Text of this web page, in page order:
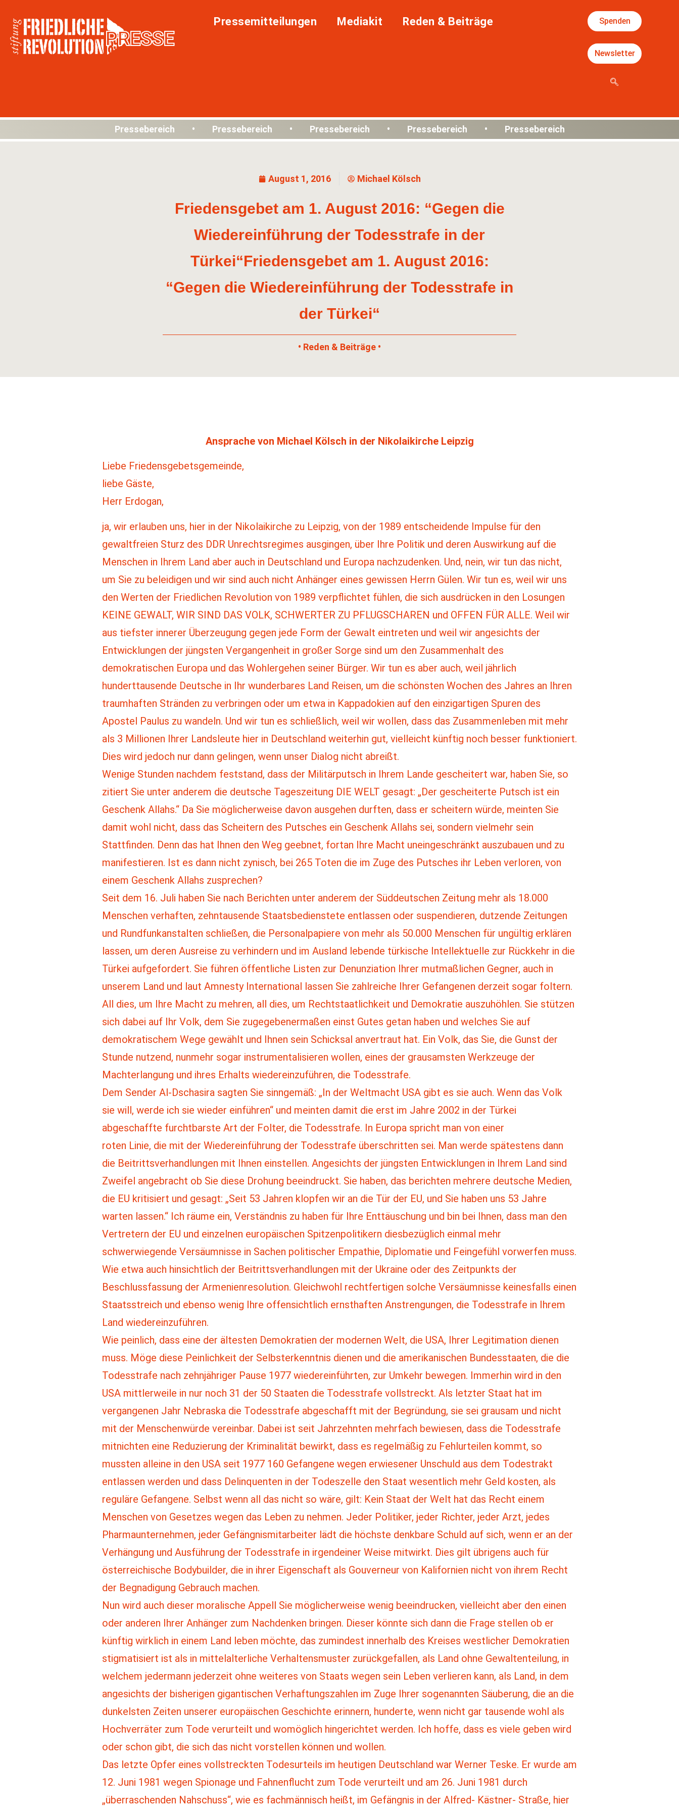
PRESSE
Pressemitteilungen Mediakit Reden & Beiträge Spenden
Newsletter
Pressebereich • Pressebereich • Pressebereich • Pressebereich • Pressebereich
August 1, 2016 Michael Kölsch
Friedensgebet am 1. August 2016: “Gegen die
Wiedereinführung der Todesstrafe in der
Türkei“Friedensgebet am 1. August 2016:
“Gegen die Wiedereinführung der Todesstrafe in
der Türkei“
• Reden & Beiträge •
Ansprache von Michael Kölsch in der Nikolaikirche Leipzig
Liebe Friedensgebetsgemeinde,
liebe Gäste,
Herr Erdogan,
ja, wir erlauben uns, hier in der Nikolaikirche zu Leipzig, von der 1989 entscheidende Impulse für den
gewaltfreien Sturz des DDR Unrechtsregimes ausgingen, über Ihre Politik und deren Auswirkung auf die
Menschen in Ihrem Land aber auch in Deutschland und Europa nachzudenken. Und, nein, wir tun das nicht,
um Sie zu beleidigen und wir sind auch nicht Anhänger eines gewissen Herrn Gülen. Wir tun es, weil wir uns
den Werten der Friedlichen Revolution von 1989 verpflichtet fühlen, die sich ausdrücken in den Losungen
KEINE GEWALT, WIR SIND DAS VOLK, SCHWERTER ZU PFLUGSCHAREN und OFFEN FÜR ALLE. Weil wir
aus tiefster innerer Überzeugung gegen jede Form der Gewalt eintreten und weil wir angesichts der
Entwicklungen der jüngsten Vergangenheit in großer Sorge sind um den Zusammenhalt des
demokratischen Europa und das Wohlergehen seiner Bürger. Wir tun es aber auch, weil jährlich
hunderttausende Deutsche in Ihr wunderbares Land Reisen, um die schönsten Wochen des Jahres an Ihren
traumhaften Stränden zu verbringen oder um etwa in Kappadokien auf den einzigartigen Spuren des
Apostel Paulus zu wandeln. Und wir tun es schließlich, weil wir wollen, dass das Zusammenleben mit mehr
als 3 Millionen Ihrer Landsleute hier in Deutschland weiterhin gut, vielleicht künftig noch besser funktioniert.
Dies wird jedoch nur dann gelingen, wenn unser Dialog nicht abreißt.
Wenige Stunden nachdem feststand, dass der Militärputsch in Ihrem Lande gescheitert war, haben Sie, so
zitiert Sie unter anderem die deutsche Tageszeitung DIE WELT gesagt: „Der gescheiterte Putsch ist ein
Geschenk Allahs.“ Da Sie möglicherweise davon ausgehen durften, dass er scheitern würde, meinten Sie
damit wohl nicht, dass das Scheitern des Putsches ein Geschenk Allahs sei, sondern vielmehr sein
Stattfinden. Denn das hat Ihnen den Weg geebnet, fortan Ihre Macht uneingeschränkt auszubauen und zu
manifestieren. Ist es dann nicht zynisch, bei 265 Toten die im Zuge des Putsches ihr Leben verloren, von
einem Geschenk Allahs zusprechen?
Seit dem 16. Juli haben Sie nach Berichten unter anderem der Süddeutschen Zeitung mehr als 18.000
Menschen verhaften, zehntausende Staatsbedienstete entlassen oder suspendieren, dutzende Zeitungen
und Rundfunkanstalten schließen, die Personalpapiere von mehr als 50.000 Menschen für ungültig erklären
lassen, um deren Ausreise zu verhindern und im Ausland lebende türkische Intellektuelle zur Rückkehr in die
Türkei aufgefordert. Sie führen öffentliche Listen zur Denunziation Ihrer mutmaßlichen Gegner, auch in
unserem Land und laut Amnesty International lassen Sie zahlreiche Ihrer Gefangenen derzeit sogar foltern.
All dies, um Ihre Macht zu mehren, all dies, um Rechtstaatlichkeit und Demokratie auszuhöhlen. Sie stützen
sich dabei auf Ihr Volk, dem Sie zugegebenermaßen einst Gutes getan haben und welches Sie auf
demokratischem Wege gewählt und Ihnen sein Schicksal anvertraut hat. Ein Volk, das Sie, die Gunst der
Stunde nutzend, nunmehr sogar instrumentalisieren wollen, eines der grausamsten Werkzeuge der
Machterlangung und ihres Erhalts wiedereinzuführen, die Todesstrafe.
Dem Sender Al-Dschasira sagten Sie sinngemäß: „In der Weltmacht USA gibt es sie auch. Wenn das Volk
sie will, werde ich sie wieder einführen“ und meinten damit die erst im Jahre 2002 in der Türkei
abgeschaffte furchtbarste Art der Folter, die Todesstrafe. In Europa spricht man von einer
roten Linie, die mit der Wiedereinführung der Todesstrafe überschritten sei. Man werde spätestens dann
die Beitrittsverhandlungen mit Ihnen einstellen. Angesichts der jüngsten Entwicklungen in Ihrem Land sind
Zweifel angebracht ob Sie diese Drohung beeindruckt. Sie haben, das berichten mehrere deutsche Medien,
die EU kritisiert und gesagt: „Seit 53 Jahren klopfen wir an die Tür der EU, und Sie haben uns 53 Jahre
warten lassen.“ Ich räume ein, Verständnis zu haben für Ihre Enttäuschung und bin bei Ihnen, dass man den
Vertretern der EU und einzelnen europäischen Spitzenpolitikern diesbezüglich einmal mehr
schwerwiegende Versäumnisse in Sachen politischer Empathie, Diplomatie und Feingefühl vorwerfen muss.
Wie etwa auch hinsichtlich der Beitrittsverhandlungen mit der Ukraine oder des Zeitpunkts der
Beschlussfassung der Armenienresolution. Gleichwohl rechtfertigen solche Versäumnisse keinesfalls einen
Staatsstreich und ebenso wenig Ihre offensichtlich ernsthaften Anstrengungen, die Todesstrafe in Ihrem
Land wiedereinzuführen.
Wie peinlich, dass eine der ältesten Demokratien der modernen Welt, die USA, Ihrer Legitimation dienen
muss. Möge diese Peinlichkeit der Selbsterkenntnis dienen und die amerikanischen Bundesstaaten, die die
Todesstrafe nach zehnjähriger Pause 1977 wiedereinführten, zur Umkehr bewegen. Immerhin wird in den
USA mittlerweile in nur noch 31 der 50 Staaten die Todesstrafe vollstreckt. Als letzter Staat hat im
vergangenen Jahr Nebraska die Todesstrafe abgeschafft mit der Begründung, sie sei grausam und nicht
mit der Menschenwürde vereinbar. Dabei ist seit Jahrzehnten mehrfach bewiesen, dass die Todesstrafe
mitnichten eine Reduzierung der Kriminalität bewirkt, dass es regelmäßig zu Fehlurteilen kommt, so
mussten alleine in den USA seit 1977 160 Gefangene wegen erwiesener Unschuld aus dem Todestrakt
entlassen werden und dass Delinquenten in der Todeszelle den Staat wesentlich mehr Geld kosten, als
reguläre Gefangene. Selbst wenn all das nicht so wäre, gilt: Kein Staat der Welt hat das Recht einem
Menschen von Gesetzes wegen das Leben zu nehmen. Jeder Politiker, jeder Richter, jeder Arzt, jedes
Pharmaunternehmen, jeder Gefängnismitarbeiter lädt die höchste denkbare Schuld auf sich, wenn er an der
Verhängung und Ausführung der Todesstrafe in irgendeiner Weise mitwirkt. Dies gilt übrigens auch für
österreichische Bodybuilder, die in ihrer Eigenschaft als Gouverneur von Kalifornien nicht von ihrem Recht
der Begnadigung Gebrauch machen.
Nun wird auch dieser moralische Appell Sie möglicherweise wenig beeindrucken, vielleicht aber den einen
oder anderen Ihrer Anhänger zum Nachdenken bringen. Dieser könnte sich dann die Frage stellen ob er
künftig wirklich in einem Land leben möchte, das zumindest innerhalb des Kreises westlicher Demokratien
stigmatisiert ist als in mittelalterliche Verhaltensmuster zurückgefallen, als Land ohne Gewaltenteilung, in
welchem jedermann jederzeit ohne weiteres von Staats wegen sein Leben verlieren kann, als Land, in dem
angesichts der bisherigen gigantischen Verhaftungszahlen im Zuge Ihrer sogenannten Säuberung, die an die
dunkelsten Zeiten unserer europäischen Geschichte erinnern, hunderte, wenn nicht gar tausende wohl als
Hochverräter zum Tode verurteilt und womöglich hingerichtet werden. Ich hoffe, dass es viele geben wird
oder schon gibt, die sich das nicht vorstellen können und wollen.
Das letzte Opfer eines vollstreckten Todesurteils im heutigen Deutschland war Werner Teske. Er wurde am
12. Juni 1981 wegen Spionage und Fahnenflucht zum Tode verurteilt und am 26. Juni 1981 durch
„überraschenden Nahschuss“, wie es fachmännisch heißt, im Gefängnis in der Alfred- Kästner- Straße, hier